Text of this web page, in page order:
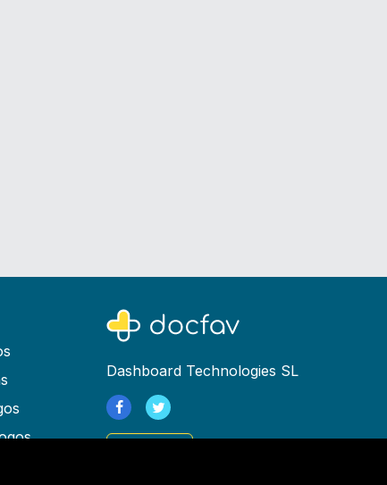
Dashboard Technologies SL